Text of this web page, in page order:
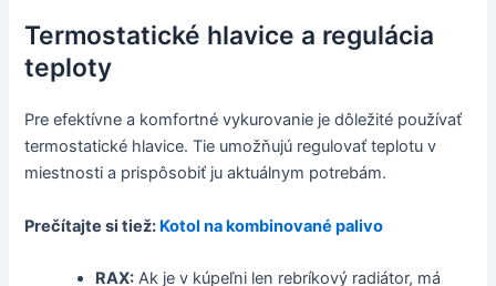
Termostatické hlavice a regulácia
teploty
Pre efektívne a komfortné vykurovanie je dôležité používať
termostatické hlavice. Tie umožňujú regulovať teplotu v
miestnosti a prispôsobiť ju aktuálnym potrebám.
Prečítajte si tiež: Kotol na kombinované palivo
RAX: Ak je v kúpeľni len rebríkový radiátor, má